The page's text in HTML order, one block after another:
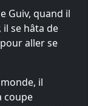
Guiv, quand il
se hâta de
aller se
il
coupe